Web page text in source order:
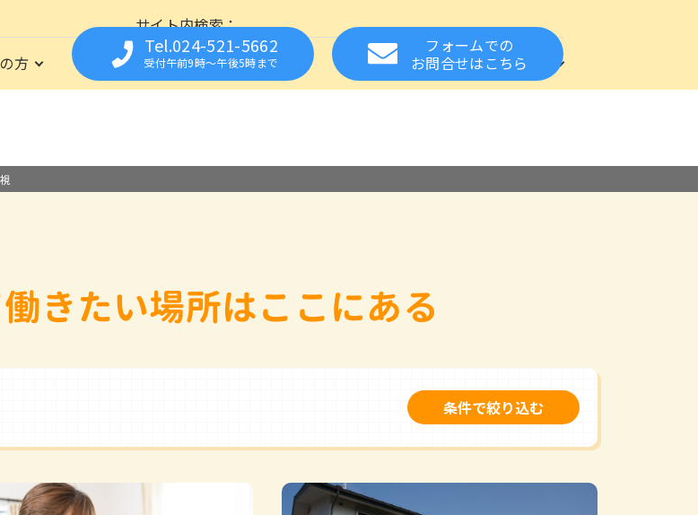
サイト内検索
取扱い範囲について
方 福祉の資格 事業所の方 お知らせ 関連サイト
Tel.024-521-5662
受付午前9時〜午後5時まで
フォームでの
お問合せはこちら
働きたい場所はここにある
条件で絞り込む